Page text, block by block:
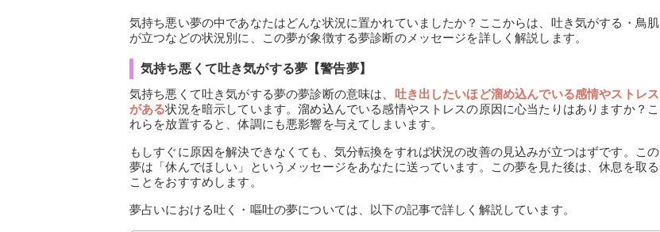
気持ち悪い夢の中であなたはどんな状況に置かれていましたか？ここからは、吐き気がする・鳥肌
が立つなどの状況別に、この夢が象徴する夢診断のメッセージを詳しく解説します。
気持ち悪くて吐き気がする夢【警告夢】
気持ち悪くて吐き気がする夢の夢診断の意味は、 吐き出したいほど溜め込んでいる感情やストレス
がある状況を暗示しています。溜め込んでいる感情やストレスの原因に心当たりはありますか？こ
れらを放置すると、体調にも悪影響を与えてしまいます。
もしすぐに原因を解決できなくても、気分転換をすれば状況の改善の見込みが立つはずです。この
夢は「休んでほしい」というメッセージをあなたに送っています。この夢を見た後は、休息を取る
ことをおすすめします。
夢占いにおける吐く・嘔吐の夢については、以下の記事で詳しく解説しています。